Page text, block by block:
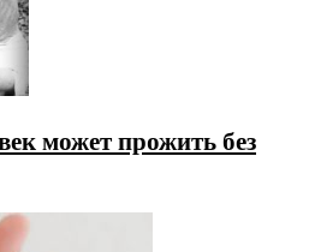
может прожить без